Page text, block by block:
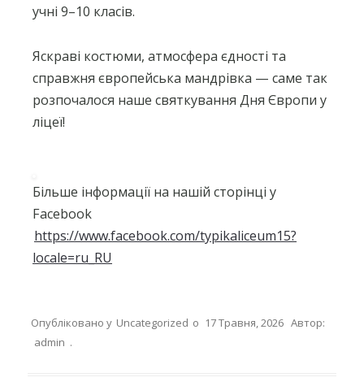
учні 9–10 класів.
Яскраві костюми, атмосфера єдності та
справжня європейська мандрівка — саме так
розпочалося наше святкування Дня Європи у
ліцеї!
Більше інформації на нашій сторінці у
Facebook
https://www.facebook.com/typikaliceum15?
locale=ru_RU
Опубліковано у Uncategorized о 17 Травня, 2026 Автор:
admin .